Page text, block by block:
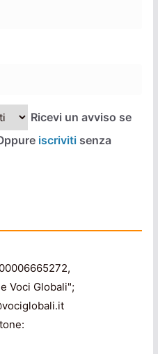
Ricevi un avviso se
iscrivitisenza
Voci Globali";